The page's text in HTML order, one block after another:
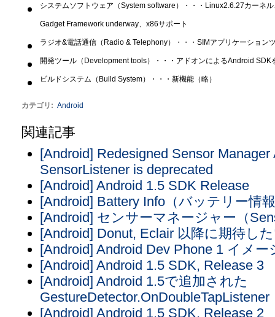
システムソフトウェア（System software）・・・Linux2.6.27カーネ
Gadget Framework underway、x86サポート
ラジオ&電話通信（Radio & Telephony）・・・SIMアプリケーショ
開発ツール（Development tools）・・・アドオンによるAndroid
ビルドシステム（Build System）・・・新機能（略）
カテゴリ : Android
関連記事
[Android] Redesigned Sensor
SensorListener is deprecated
[Android] Android 1.5 SDK Release
[Android] Battery Info（バッテリー情
[Android] センサーマネージャー（
[Android] Donut, Eclair 以降に期待し
[Android] Android Dev Phone 1 イメ
[Android] Android 1.5 SDK, Release 3
[Android] Android 1.5で追加された
GestureDetector.OnDoubleTapListener
[Android] Android 1.5 SDK, Release 2